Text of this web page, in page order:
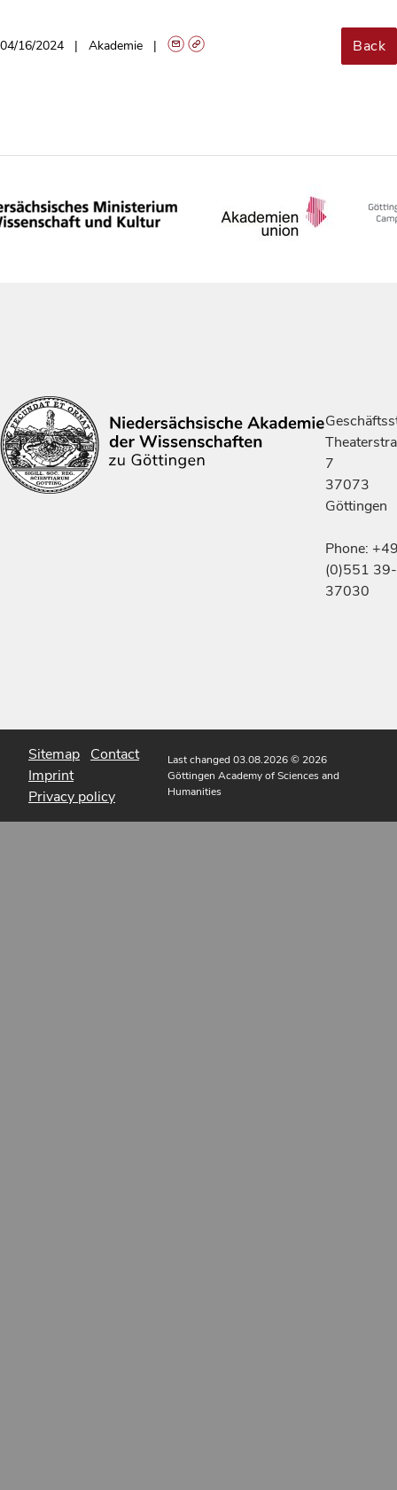
04/16/2024 Akademie Back
7
37073
Göttingen
Phone:
(0)551 39-
37030
Sitemap Contact
Imprint
Privacy policy
Last changed 03.08.2026© 2026
Göttingen Academy of Sciences and
Humanities